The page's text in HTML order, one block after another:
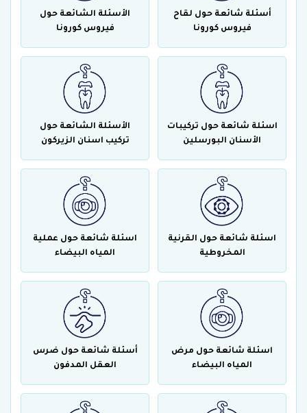
أسئلة شائعة حول لقاح
فيروس كورونا
الأسئلة الشائعة حول
فيروس كورونا
اسئلة شائعة حول تركيبات
الأسنان البورسلين
الأسئلة الشائعة حول
تركيب اسنان الزيركون
اسئلة شائعة حول القرنية
المخروطية
اسئلة شائعة حول عملية
المياه البيضاء
اسئلة شائعة حول مرض
المياه البيضاء
أسئلة شائعة حول ضرس
العقل المدفون